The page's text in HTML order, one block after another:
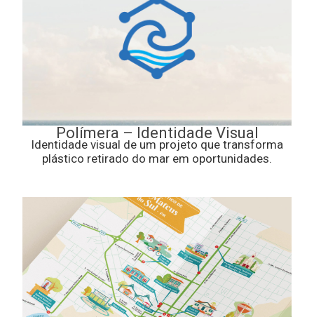
Polímera – Identidade Visual
Identidade visual de um projeto que transforma
plástico retirado do mar em oportunidades.